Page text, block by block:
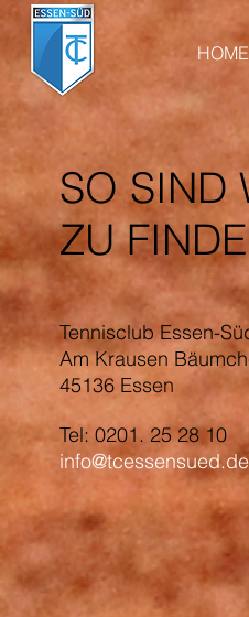
HOME
SO SIND
ZU
Tennisclub Essen-
Am Krausen
45136 Essen
Tel: 0201. 25 28 10
info@tcessensued.de